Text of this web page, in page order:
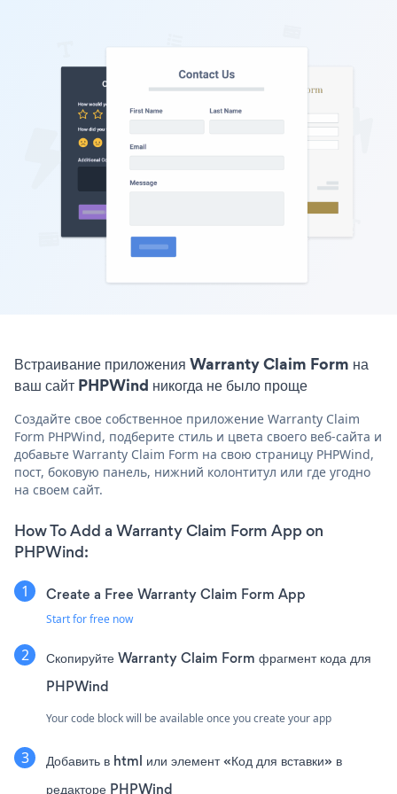
Встраивание приложения Warranty Claim Form на
ваш сайт PHPWind никогда не было проще
Создайте свое собственное приложение Warranty Claim
Form PHPWind, подберите стиль и цвета своего веб-сайта и
добавьте Warranty Claim Form на свою страницу PHPWind,
пост, боковую панель, нижний колонтитул или где угодно
на своем сайт.
How To Add a Warranty Claim Form App on
PHPWind:
Create a Free Warranty Claim Form App
Start for free now
Скопируйте Warranty Claim Form фрагмент кода для
PHPWind
Your code block will be available once you create your app
Добавить в html или элемент «Код для вставки» в
редакторе PHPWind